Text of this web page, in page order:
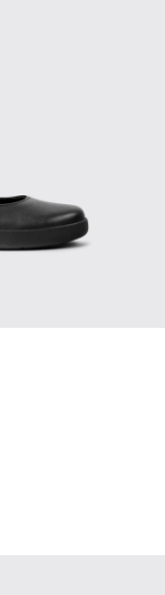
- Zapatos de piel
031
- 80356-030